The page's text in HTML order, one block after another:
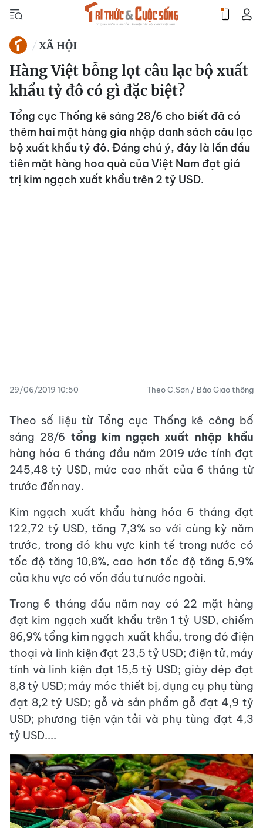
XÃ HỘI
Hàng Việt bỗng lọt câu lạc bộ xuất
khẩu tỷ đô có gì đặc biệt?
Tổng cục Thống kê sáng 28/6 cho biết đã có
thêm hai mặt hàng gia nhập danh sách câu lạc
bộ xuất khẩu tỷ đô. Đáng chú ý, đây là lần đầu
tiên mặt hàng hoa quả của Việt Nam đạt giá
trị kim ngạch xuất khẩu trên 2 tỷ USD.
29/06/2019 10:50 Theo C.Sơn / Báo Giao thông
Theo số liệu từ Tổng cục Thống kê công bố
sáng 28/6 tổng kim ngạch xuất nhập khẩu
hàng hóa 6 tháng đầu năm 2019 ước tính đạt
245,48 tỷ USD, mức cao nhất của 6 tháng từ
trước đến nay.
Kim ngạch xuất khẩu hàng hóa 6 tháng đạt
122,72 tỷ USD, tăng 7,3% so với cùng kỳ năm
trước, trong đó khu vực kinh tế trong nước có
tốc độ tăng 10,8%, cao hơn tốc độ tăng 5,9%
của khu vực có vốn đầu tư nước ngoài.
Trong 6 tháng đầu năm nay có 22 mặt hàng
đạt kim ngạch xuất khẩu trên 1 tỷ USD, chiếm
86,9% tổng kim ngạch xuất khẩu, trong đó điện
thoại và linh kiện đạt 23,5 tỷ USD; điện tử, máy
tính và linh kiện đạt 15,5 tỷ USD; giày dép đạt
8,8 tỷ USD; máy móc thiết bị, dụng cụ phụ tùng
đạt 8,2 tỷ USD; gỗ và sản phẩm gỗ đạt 4,9 tỷ
USD; phương tiện vận tải và phụ tùng đạt 4,3
tỷ USD....